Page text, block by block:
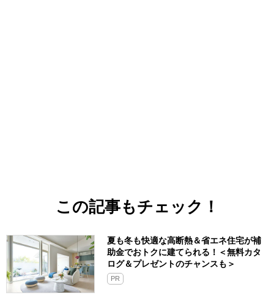
この記事もチェック！
夏も冬も快適な高断熱＆省エネ住宅が補
助金でおトクに建てられる！＜無料カタ
ログ＆プレゼントのチャンスも＞
PR